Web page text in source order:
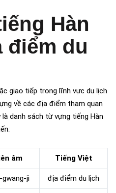
Hàn
điểm du
giao tiếp trong lĩnh vực du lịch
về các địa điểm tham quan
danh sách từ vựng tiếng Hàn
âm Tiếng Việt
gwang-ji địa điểm du lịch